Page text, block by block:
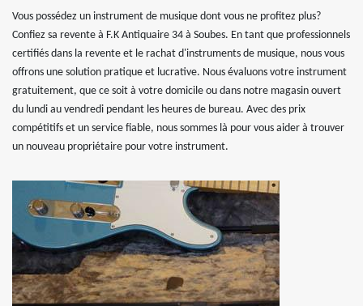
Vous possédez un instrument de musique dont vous ne profitez plus?
Confiez sa revente à F.K Antiquaire 34 à Soubes. En tant que professionnels
certifiés dans la revente et le rachat d'instruments de musique, nous vous
offrons une solution pratique et lucrative. Nous évaluons votre instrument
gratuitement, que ce soit à votre domicile ou dans notre magasin ouvert
du lundi au vendredi pendant les heures de bureau. Avec des prix
compétitifs et un service fiable, nous sommes là pour vous aider à trouver
un nouveau propriétaire pour votre instrument.